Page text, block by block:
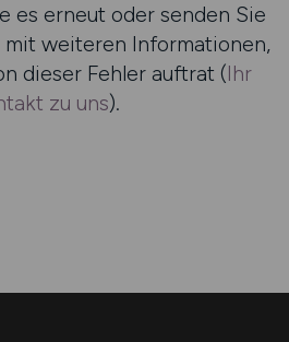
es erneut oder senden Sie
weiteren Informationen,
dieser Fehler auftrat (Ihr
zu uns).